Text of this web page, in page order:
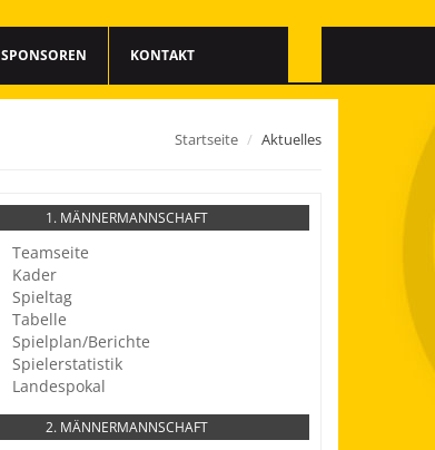
SPONSOREN KONTAKT
Startseite Aktuelles
1. MÄNNERMANNSCHAFT
Teamseite
Kader
Spieltag
Tabelle
Spielplan/Berichte
Spielerstatistik
Landespokal
2. MÄNNERMANNSCHAFT